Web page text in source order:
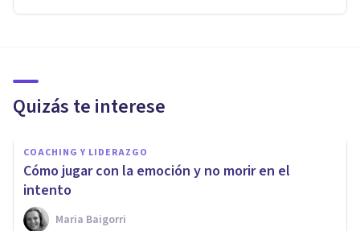
Quizás te interese
COACHING Y LIDERAZGO
Cómo jugar con la emoción y no morir en el
intento
Maria Baigorri